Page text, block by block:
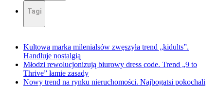
Tagi
Kultowa marka milenialsów zwęszyła trend „kidults”.
Handluje nostalgią
Młodzi rewolucjonizują biurowy dress code. Trend „9 to
Thrive” łamie zasady
Nowy trend na rynku nieruchomości. Najbogatsi pokochali